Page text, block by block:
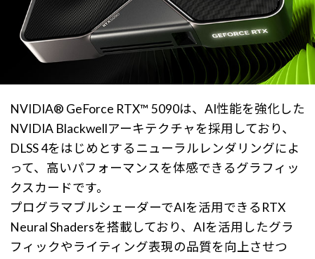
NVIDIA® GeForce RTX™ 5090は、AI性能を強化した
NVIDIA Blackwellアーキテクチャを採用しており、
DLSS 4をはじめとするニューラルレンダリングによ
って、高いパフォーマンスを体感できるグラフィッ
クスカードです。
プログラマブルシェーダーでAIを活用できるRTX
Neural Shadersを搭載しており、AIを活用したグラ
フィックやライティング表現の品質を向上させつ